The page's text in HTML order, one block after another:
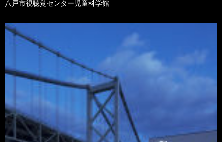
八戸市視聴覚センター児童科学館